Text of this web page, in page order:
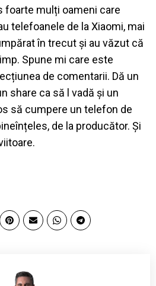
foarte mulți oameni care
telefoanele de la Xiaomi, mai
în trecut și au văzut că
Spune mi care este
de comentarii. Dă un
share ca să l vadă și un
să cumpere un telefon de
de la producător. Și